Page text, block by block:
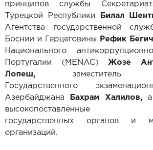
принципов службы
Турецкой Республики
Билал
Агентства государственной
Боснии и Герцеговины
Рефик
Национального
Португалии (MENAC) Жозе
Лопеш, заместитель
Государственного
Азербайджана
Бахрам Халилов,
высокопоставленные
государственных органов и
организаций.